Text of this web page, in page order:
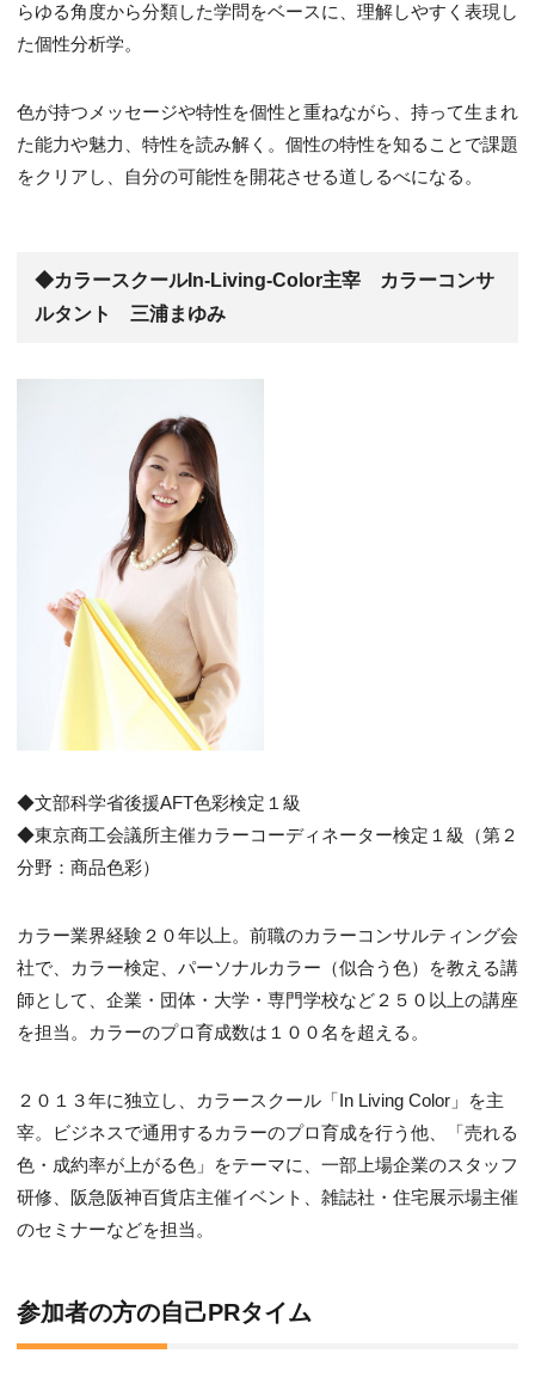
らゆる角度から分類した学問をベースに、理解しやすく表現し
た個性分析学。
色が持つメッセージや特性を個性と重ねながら、持って生まれ
た能力や魅力、特性を読み解く。個性の特性を知ることで課題
をクリアし、自分の可能性を開花させる道しるべになる。
◆カラースクールIn-Living-Color主宰 カラーコンサ
ルタント 三浦まゆみ
◆文部科学省後援AFT色彩検定１級
◆東京商工会議所主催カラーコーディネーター検定１級（第２
分野：商品色彩）
カラー業界経験２０年以上。前職のカラーコンサルティング会
社で、カラー検定、パーソナルカラー（似合う色）を教える講
師として、企業・団体・大学・専門学校など２５０以上の講座
を担当。カラーのプロ育成数は１００名を超える。
２０１３年に独立し、カラースクール「In Living Color」を主
宰。ビジネスで通用するカラーのプロ育成を行う他、「売れる
色・成約率が上がる色」をテーマに、一部上場企業のスタッフ
研修、阪急阪神百貨店主催イベント、雑誌社・住宅展示場主催
のセミナーなどを担当。
参加者の方の自己PRタイム